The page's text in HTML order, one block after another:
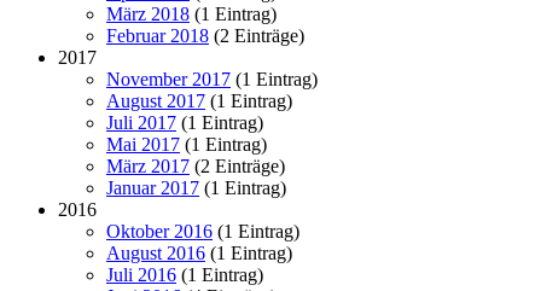
März 2018 (1 Eintrag)
Februar 2018 (2 Einträge)
2017
November 2017 (1 Eintrag)
August 2017 (1 Eintrag)
Juli 2017 (1 Eintrag)
Mai 2017 (1 Eintrag)
März 2017 (2 Einträge)
Januar 2017 (1 Eintrag)
2016
Oktober 2016 (1 Eintrag)
August 2016 (1 Eintrag)
Juli 2016 (1 Eintrag)